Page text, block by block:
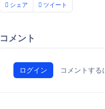
シェア ツイート
コメント
ログイン コメントする